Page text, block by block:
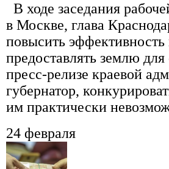
В ходе заседания
в Москве, глава
повысить эффективность
предоставлять землю
пресс-релизе краевой
губернатор,
им практически
24 февраля